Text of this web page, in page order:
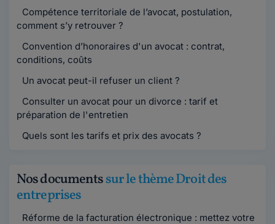
Compétence territoriale de l’avocat, postulation,
comment s’y retrouver ?
Convention d’honoraires d'un avocat : contrat,
conditions, coûts
Un avocat peut-il refuser un client ?
Consulter un avocat pour un divorce : tarif et
préparation de l'entretien
Quels sont les tarifs et prix des avocats ?
Nos documentssur le thème Droit des
entreprises
Réforme de la facturation électronique : mettez votre